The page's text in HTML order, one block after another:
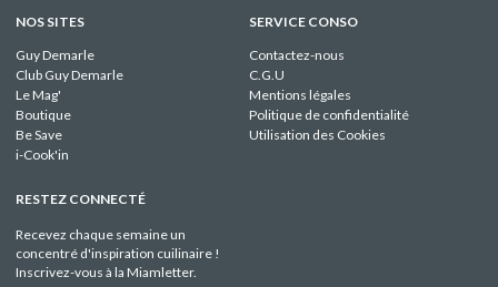
NOS SITES
Guy Demarle
Club Guy Demarle
Le Mag'
Boutique
Be Save
i-Cook'in
SERVICE CONSO
Contactez-nous
C.G.U
Mentions légales
Politique de confidentialité
Utilisation des Cookies
RESTEZ CONNECTÉ
Recevez chaque semaine un
concentré d'inspiration cuilinaire !
Inscrivez-vous à la Miamletter.